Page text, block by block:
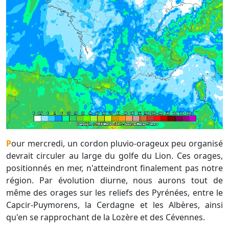
Pour mercredi, un cordon pluvio-orageux peu organisé
devrait circuler au large du golfe du Lion. Ces orages,
positionnés en mer, n'atteindront finalement pas notre
région. Par évolution diurne, nous aurons tout de
même des orages sur les reliefs des Pyrénées, entre le
Capcir-Puymorens, la Cerdagne et les Albères, ainsi
qu'en se rapprochant de la Lozère et des Cévennes.